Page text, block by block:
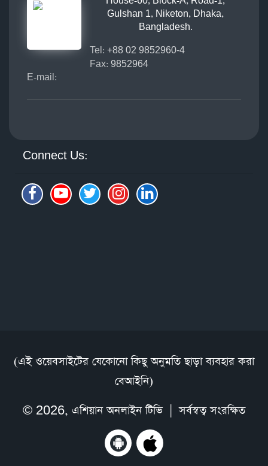
Gulshan 1, Niketon, Dhaka,
Bangladesh.
Tel: +88 02 9852960-4
Fax: 9852964
E-mail:
Connect Us:
(এই ওয়েবসাইটের যেকোনো কিছু অনুমতি ছাড়া ব্যবহার করা
বেআইনি)
© 2026, এশিয়ান অনলাইন টিভি| সর্বস্বত্ব সংরক্ষিত